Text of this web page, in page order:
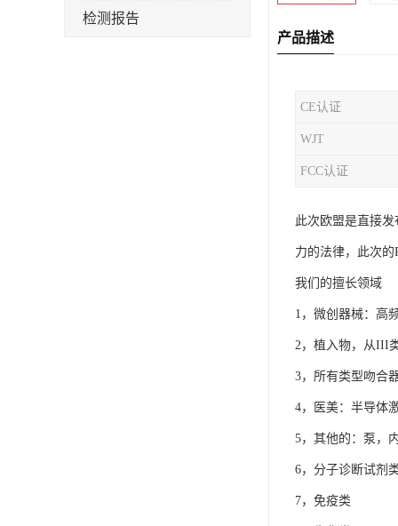
检测报告
产品描述
CE认证
WJT
FCC认证
此次欧盟是直接
力的法律，此次的
我们的擅长领域
1，微创器械：高
2，植入物，从III
3，所有类型吻合
4，医美：半导体
5，其他的：泵，
6，分子诊断试剂
7，免疫类